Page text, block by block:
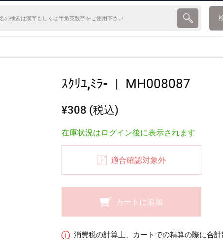
ｽｸﾘﾕ,ﾐﾗ- | MH008087
¥308 (税込)
在庫状況はログイン後に表示されます
適合確認対象外
カートに追加
消費税の計算上、カートでの精算の際に合計